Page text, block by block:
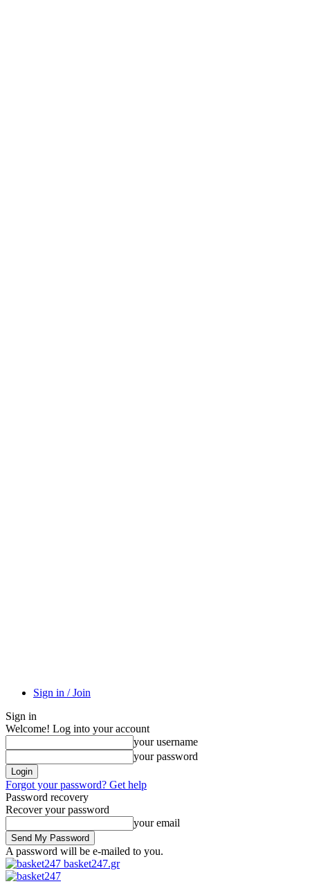
Sign in / Join
Sign in
Welcome! Log into your account
your username
your password
Forgot your password? Get help
Password recovery
Recover your password
your email
A password will be e-mailed to you.
basket247.gr